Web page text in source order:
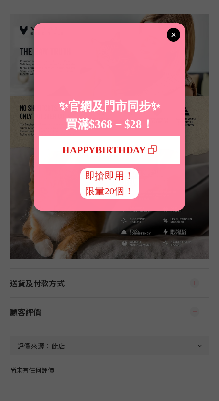
送貨及付款方式
顧客評價
尚未有任何評價